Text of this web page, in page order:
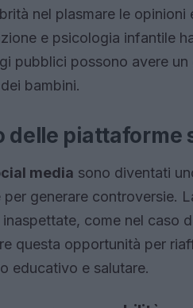
nel plasmare le
e psicologia infantile
pubblici possono avere
bambini.
delle piattaforme
media sono diventati
per generare controversie.
come nel caso
questa opportunità per
educativo e salutare.